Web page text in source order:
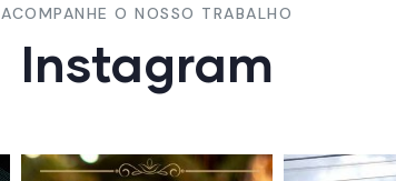
ACOMPANHE O NOSSO TRABALHO
Instagram